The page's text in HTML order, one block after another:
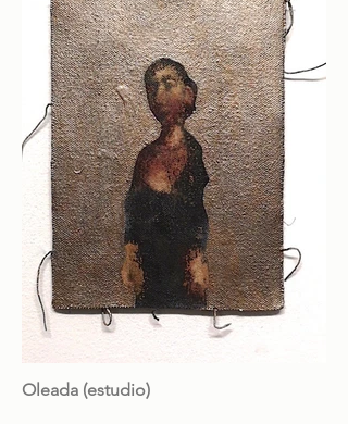
Oleada (estudio)